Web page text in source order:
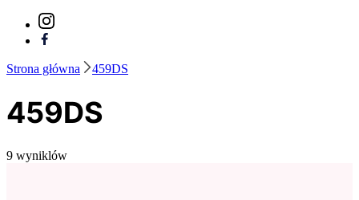
Strona główna 459DS
459DS
9 wyniklów